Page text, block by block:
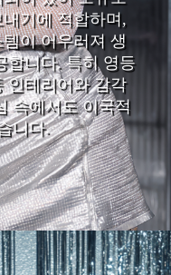
기에 적합하며,
이 어우러져 생
합니다. 특히 영등
인테리어와 감각
속에서도 이국적
니다.